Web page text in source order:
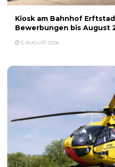
Kiosk am Bahnhof
Bewerbungen bis August
5. AUGUST 2026